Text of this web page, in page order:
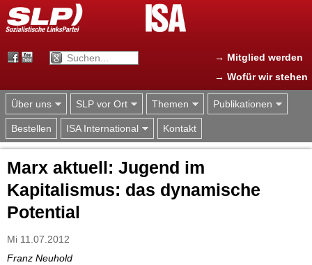
Jump to navigation
→ Mitglied werden
→ Wofür wir stehen
Über uns SLP vor Ort Themen Publikationen
Bestellen ISA International Kontakt
Marx aktuell: Jugend im
Kapitalismus: das dynamische
Potential
Mi 11.07.2012
Franz Neuhold